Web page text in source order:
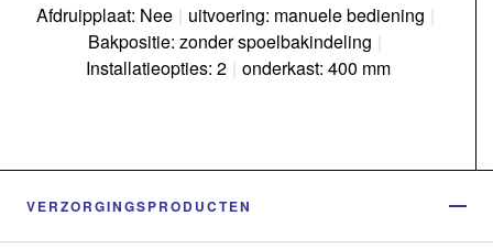
Afdruipplaat: Nee | uitvoering: manuele bediening |
Bakpositie: zonder spoelbakindeling |
Installatieopties: 2 | onderkast: 400 mm
VERZORGINGSPRODUCTEN